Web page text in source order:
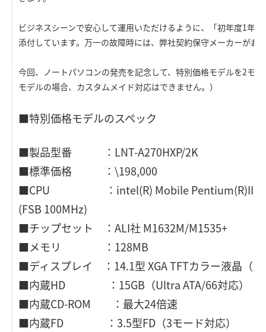
ビジネスシーンで安心して運用いただけるように、「初年度1年
添付しています。万一の故障時には、弊社契約保守メーカーがお
今回、ノートパソコンの発売を記念して、特別価格モデルを2モ
モデルの場合、カスタムメイド対応はできません。）
■特別価格モデルのスペック
■製品型番 ：LNT-A270HXP/2K
■標準価格 ：\198,000
■CPU ：intel(R) Mobile Pentium(R)IIIプロ
(FSB 100MHz)
■チップセット ：ALI社 M1632M/M1535+
■メモリ ：128MB
■ディスプレイ ：14.1型 XGA TFTカラー液晶（
■内蔵HD ：15GB（Ultra ATA/66対応）
■内蔵CD-ROM ：最大24倍速
■内蔵FD ：3.5型FD（3モード対応）